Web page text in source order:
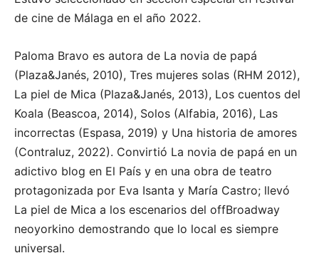
de cine de Málaga en el año 2022.
Paloma Bravo es autora de La novia de papá
(Plaza&Janés, 2010), Tres mujeres solas (RHM 2012),
La piel de Mica (Plaza&Janés, 2013), Los cuentos del
Koala (Beascoa, 2014), Solos (Alfabia, 2016), Las
incorrectas (Espasa, 2019) y Una historia de amores
(Contraluz, 2022). Convirtió La novia de papá en un
adictivo blog en El País y en una obra de teatro
protagonizada por Eva Isanta y María Castro; llevó
La piel de Mica a los escenarios del offBroadway
neoyorkino demostrando que lo local es siempre
universal.